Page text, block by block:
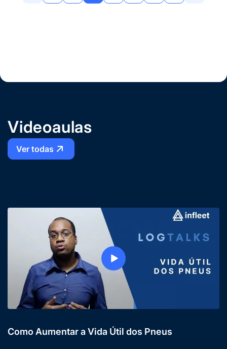
Videoaulas
Ver todas
Como Aumentar a Vida Útil dos Pneus